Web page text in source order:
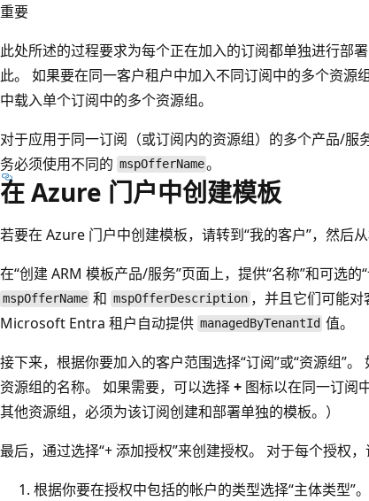
重要
此处所述的过程要求为每个正在加入的订阅都单独进行部
此。 如果要在同一客户租户中加入不同订阅中的多个资源
中载入单个订阅中的多个资源组。
对于应用于同一订阅（或订阅内的资源组）的多个产品/
务必须使用不同的 mspOfferName。
在 Azure 门户中创建模板
若要在 Azure 门户中创建模板，请转到“我的客户”，然后从
在“创建 ARM 模板产品/服务”页面上，提供“名称”和可选
mspOfferName 和 mspOfferDescription ，并且它们可能
Microsoft Entra 租户自动提供 managedByTenantId 值。
接下来，根据你要加入的客户范围选择“订阅”或“资源组”
资源组的名称。 如果需要，可以选择+ 图标以在同一订阅
其他资源组，必须为该订阅创建和部署单独的模板。）
最后，通过选择“+ 添加授权”来创建授权。 对于每个授权，
根据你要在授权中包括的帐户的类型选择“主体类型”